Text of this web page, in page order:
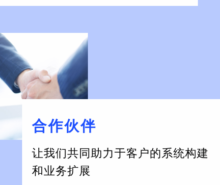
合作伙伴
让我们共同助力于客户的系统构建
和业务扩展